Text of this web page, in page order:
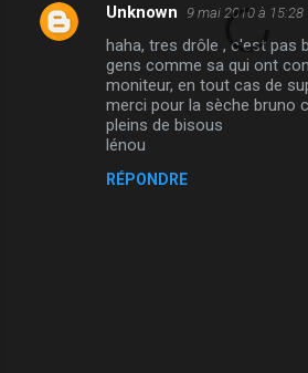
i
Unknown 9 mai 2010 à 15:28
haha, tres drôle , c'est pas
gens comme sa qui ont
moniteur, en tout cas de
merci pour la sèche bruno
pleins de bisous
lénou
RÉPONDRE